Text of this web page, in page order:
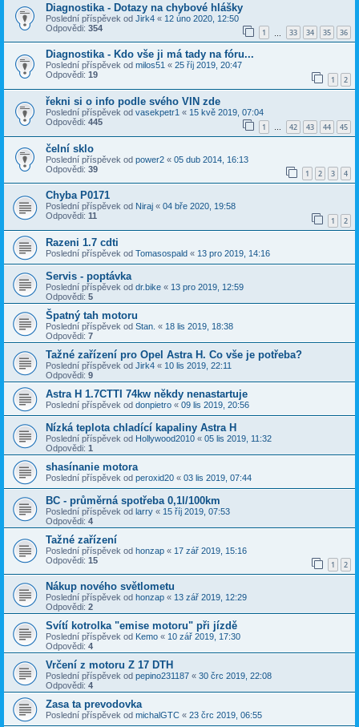
Diagnostika - Dotazy na chybové hlášky
Poslední příspěvek od Jirk4 « 12 úno 2020, 12:50
Odpovědi: 354 1 33 34 35 36
Diagnostika - Kdo vše ji má tady na fóru...
Poslední příspěvek od milos51 « 25 říj 2019, 20:47
Odpovědi: 19 1 2
řekni si o info podle svého VIN zde
Poslední příspěvek od vasekpetr1 « 15 kvě 2019, 07:04
Odpovědi: 445 1 … 42 43 44 45
čelní sklo
Poslední příspěvek od power2 « 05 dub 2014, 16:13
Odpovědi: 39 1 2 3 4
Chyba P0171
Poslední příspěvek od Niraj « 04 bře 2020, 19:58
Odpovědi: 11 1 2
Razeni 1.7 cdti
Poslední příspěvek od Tomasospald « 13 pro 2019, 14:16
Servis - poptávka
Poslední příspěvek od dr.bike « 13 pro 2019, 12:59
Odpovědi: 5
Špatný tah motoru
Poslední příspěvek od Stan. « 18 lis 2019, 18:38
Odpovědi: 7
Tažné zařízení pro Opel Astra H. Co vše je potřeba?
Poslední příspěvek od Jirk4 « 10 lis 2019, 22:11
Odpovědi: 9
Astra H 1.7CTTI 74kw někdy nenastartuje
Poslední příspěvek od donpietro « 09 lis 2019, 20:56
Nízká teplota chladící kapaliny Astra H
Poslední příspěvek od Hollywood2010 « 05 lis 2019, 11:32
Odpovědi: 1
shasínanie motora
Poslední příspěvek od peroxid20 « 03 lis 2019, 07:44
BC - průměrná spotřeba 0,1l/100km
Poslední příspěvek od larry « 15 říj 2019, 07:53
Odpovědi: 4
Tažné zařízení
Poslední příspěvek od honzap « 17 zář 2019, 15:16
Odpovědi: 15 1 2
Nákup nového světlometu
Poslední příspěvek od honzap « 13 zář 2019, 12:29
Odpovědi: 2
Svítí kotrolka "emise motoru" při jízdě
Poslední příspěvek od Kemo « 10 zář 2019, 17:30
Odpovědi: 4
Vrčení z motoru Z 17 DTH
Poslední příspěvek od pepino231187 « 30 črc 2019, 22:08
Odpovědi: 4
Zasa ta prevodovka
Poslední příspěvek od michalGTC « 23 črc 2019, 06:55